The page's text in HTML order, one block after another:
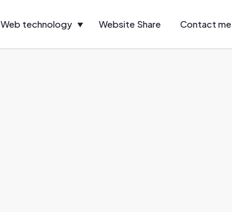
Web technology Website Share Contact me